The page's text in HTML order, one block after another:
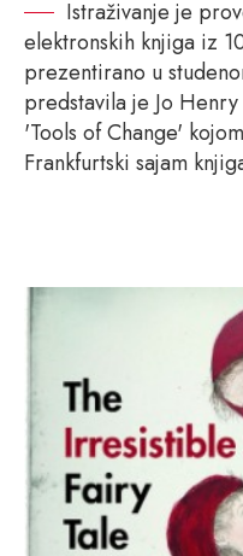
Istraživanje je
elektronskih knjiga iz
prezentirano u
predstavila je Jo
'Tools of Change'
Frankfurtski sajam